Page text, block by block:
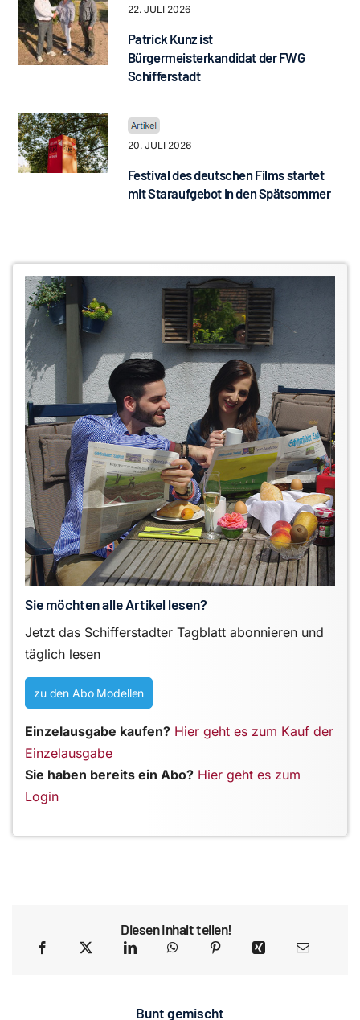
22. JULI 2026
Patrick Kunz ist
Bürgermeisterkandidat der FWG
Schifferstadt
20. JULI 2026
Festival des deutschen Films startet
mit Staraufgebot in den Spätsommer
Sie möchten alle Artikel lesen?
Jetzt das Schifferstadter Tagblatt abonnieren und
täglich lesen
zu den Abo Modellen
Einzelausgabe kaufen? Hier geht es zum Kauf der
Einzelausgabe
Sie haben bereits ein Abo? Hier geht es zum
Login
Diesen Inhalt teilen!
Bunt gemischt